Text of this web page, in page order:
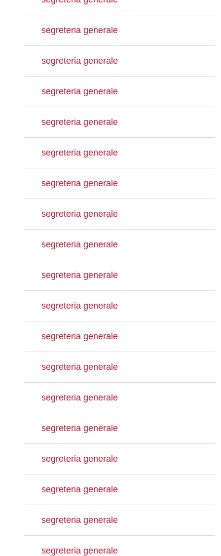
segreteria generale
segreteria generale
segreteria generale
segreteria generale
segreteria generale
segreteria generale
segreteria generale
segreteria generale
segreteria generale
segreteria generale
segreteria generale
segreteria generale
segreteria generale
segreteria generale
segreteria generale
segreteria generale
segreteria generale
segreteria generale